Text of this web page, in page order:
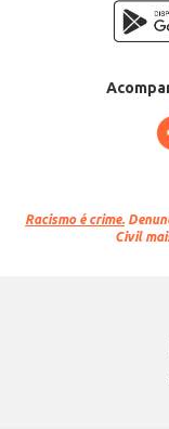
Racismo é crime.
Civil